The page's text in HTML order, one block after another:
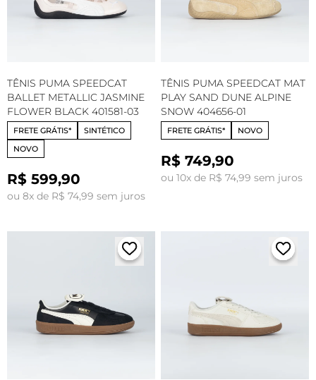
TÊNIS PUMA SPEEDCAT
BALLET METALLIC JASMINE
FLOWER BLACK 401581-03
FRETE GRÁTIS*
SINTÉTICO
NOVO
R$ 599,90
ou 8x de R$ 74,99 sem juros
TÊNIS PUMA SPEEDCAT MAT
PLAY SAND DUNE ALPINE
SNOW 404656-01
FRETE GRÁTIS* NOVO
R$ 749,90
ou 10x de R$ 74,99 sem juros